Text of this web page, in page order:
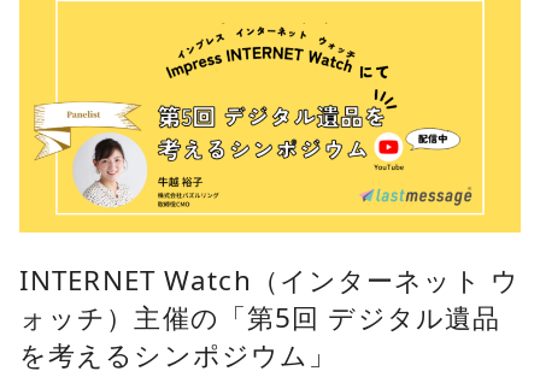
INTERNET Watch（インターネット ウ
ォッチ）主催の「第5回 デジタル遺品
を考えるシンポジウム」